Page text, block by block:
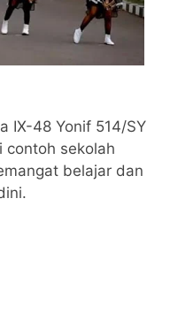
IX-48 Yonif 514/SY
contoh sekolah
belajar dan